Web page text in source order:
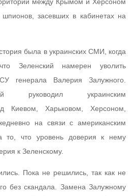
засевших в кабинетах на
была в украинских СМИ, когда
Зеленский намерен уволить
генерала Валерия Залужного.
руководил украинским
Киевом, Харьковом, Херсоном,
на связи с американским
то, что уровень доверия к нему
к Зеленскому.
Пока не решились, так как не
без скандала. Замена Залужному